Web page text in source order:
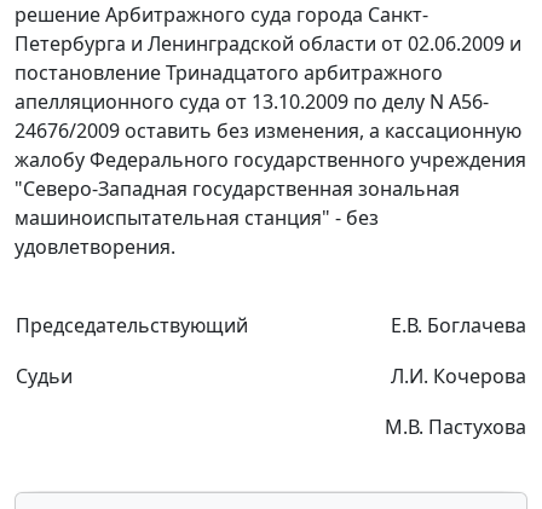
решение Арбитражного суда города Санкт-
Петербурга и Ленинградской области от 02.06.2009 и
постановлениеТринадцатого арбитражного
апелляционного суда от 13.10.2009 по делу N А56-
24676/2009 оставить без изменения, а кассационную
жалобу Федерального государственного учреждения
"Северо-Западная государственная зональная
машиноиспытательная станция" - без
удовлетворения.
Председательствующий
Е.В. Боглачева
Судьи
Л.И. Кочерова
М.В. Пастухова